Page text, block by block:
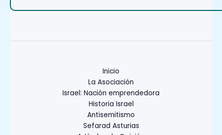
Inicio
La Asociación
Israel: Nación emprendedora
Historia Israel
Antisemitismo
Sefarad Asturias